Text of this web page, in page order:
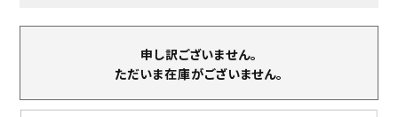
申し訳ございません。
ただいま在庫がございません。